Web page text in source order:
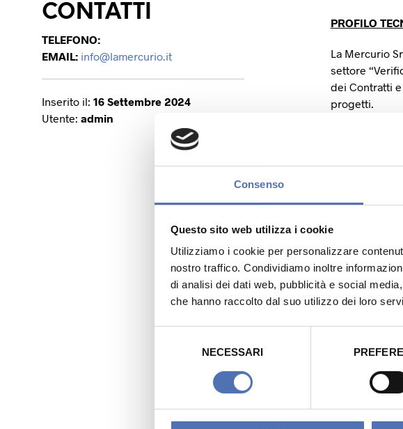
Consenso
Questo sito web utilizza i cookie
Utilizziamo i cookie per personalizzare
nostro traffico. Condividiamo inoltre
di analisi dei dati web, pubblicità e social
che hanno raccolto dal suo utilizzo dei loro
NECESSARI
CONTATTI
TELEFONO:
EMAIL: info@lamercurio.it
Inserito il: 16 Settembre 2024
Utente: admin
PROFILO
La Mercurio
settore
dei Contratti
progetti.
:
reportistica
singole
edilizi o
valuta anche
Conoscenza
capacità di
Si offre
Zona di